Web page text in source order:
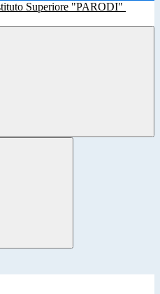
Superiore "PARODI"